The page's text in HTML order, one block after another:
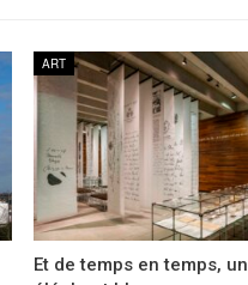
ART
Et de temps en temps, un